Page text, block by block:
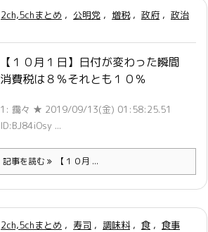
2ch,5chまとめ , 公明党 , 増税 , 政府 , 政治
【１０月１日】日付が変わった瞬間
消費税は８％それとも１０％
1: 靄々 ★ 2019/09/13(金) 01:58:25.51
ID:BJ84iOsy ...
記事を読む 【１０月 ...
2ch,5chまとめ , 寿司 , 調味料 , 食 , 食事